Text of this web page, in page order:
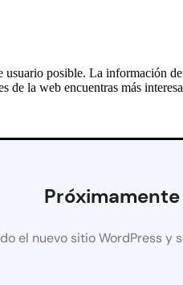
Próximamente
el nuevo sitio WordPress y
posible. La información
de la web encuentras más